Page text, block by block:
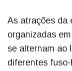
As atrações da
organizadas
se alternam ao
diferentes